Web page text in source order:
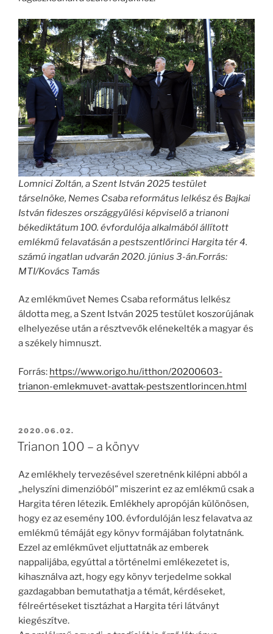
Lomnici Zoltán, a Szent István 2025 testület
társelnöke, Nemes Csaba református lelkész és Bajkai
István fideszes országgyűlési képviselő a trianoni
békediktátum 100. évfordulója alkalmából állított
emlékmű felavatásán a pestszentlőrinci Hargita tér 4.
számú ingatlan udvarán 2020. június 3-án.Forrás:
MTI/Kovács Tamás
Az emlékművet Nemes Csaba református lelkész
áldotta meg, a Szent István 2025 testület koszorújának
elhelyezése után a résztvevők elénekelték a magyar és
a székely himnuszt.
Forrás: https://www.origo.hu/itthon/20200603-
trianon-emlekmuvet-avattak-pestszentlorincen.html
BEKÜLDVE:
2020.06.02.
Trianon 100 – a könyv
Az emlékhely tervezésével szeretnénk kilépni abból a
„helyszíni dimenzióból” miszerint ez az emlékmű csak a
Hargita téren létezik. Emlékhely apropóján különösen,
hogy ez az esemény 100. évfordulóján lesz felavatva az
emlékmű témáját egy könyv formájában folytatnánk.
Ezzel az emlékművet eljuttatnák az emberek
nappalijába, egyúttal a történelmi emlékezetet is,
kihasználva azt, hogy egy könyv terjedelme sokkal
gazdagabban bemutathatja a témát, kérdéseket,
félreértéseket tisztázhat a Hargita téri látványt
kiegészítve.